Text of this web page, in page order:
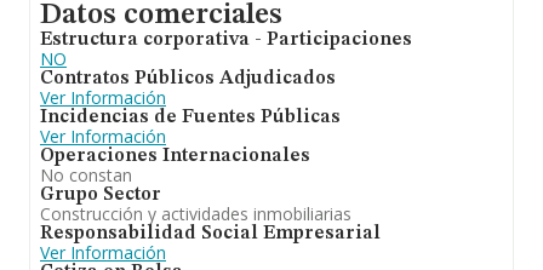
Datos comerciales
Estructura corporativa - Participaciones
NO
Contratos Públicos Adjudicados
Ver Información
Incidencias de Fuentes Públicas
Ver Información
Operaciones Internacionales
No constan
Grupo Sector
Construcción y actividades inmobiliarias
Responsabilidad Social Empresarial
Ver Información